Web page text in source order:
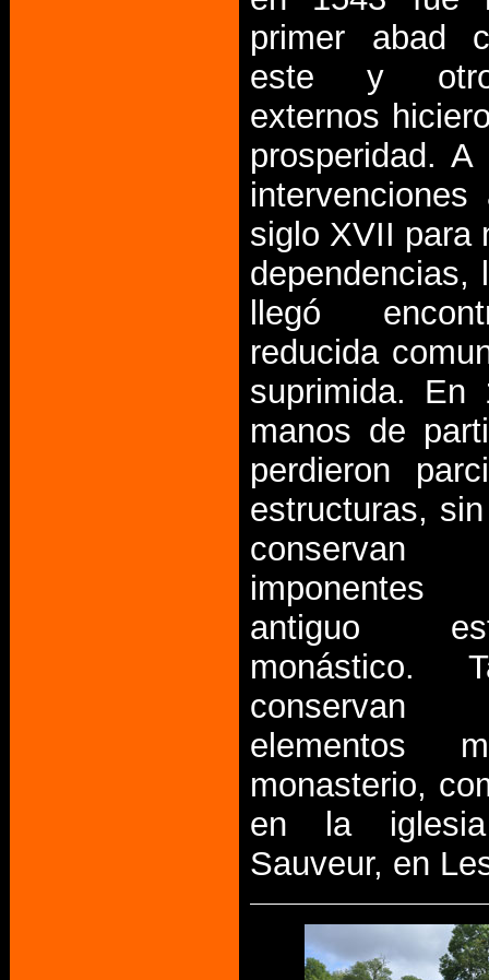
primer abad
este y
externos
prosperidad.
siglo XVII para
dependencias,
llegó
reducida
suprimida. En
manos de
perdieron
estructuras,
antiguo
monástico.
elementos
monasterio,
en la
Sauveur, en